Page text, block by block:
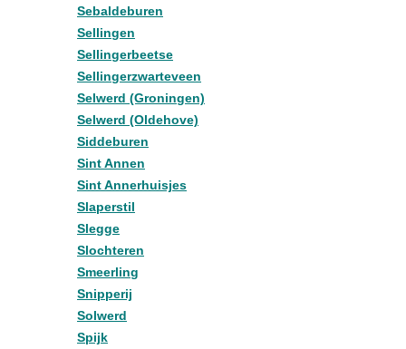
Sebaldeburen
Sellingen
Sellingerbeetse
Sellingerzwarteveen
Selwerd (Groningen)
Selwerd (Oldehove)
Siddeburen
Sint Annen
Sint Annerhuisjes
Slaperstil
Slegge
Slochteren
Smeerling
Snipperij
Solwerd
Spijk